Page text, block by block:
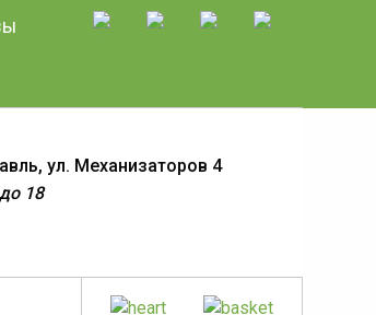
ул. Механизаторов 4
18